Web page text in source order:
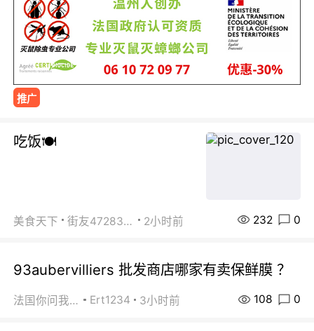
推广
吃饭🍽️
美食天下 街友472838572 2小时前 232 0
93aubervilliers 批发商店哪家有卖保鲜膜 ？
法国你问我答 Ert1234 3小时前 108 0